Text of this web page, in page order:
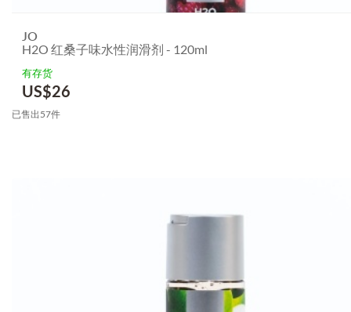
JO
H2O 红桑子味水性润滑剂 - 120ml
有存货
US$26
已售出57件